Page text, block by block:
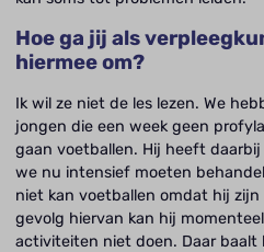
Hoe ga jij als
hiermee om?
Ik wil ze niet de les lezen. We
jongen die een week geen
gaan voetballen. Hij heeft
we nu intensief moeten
niet kan voetballen omdat hij
gevolg hiervan kan hij
activiteiten niet doen. Daar baalt